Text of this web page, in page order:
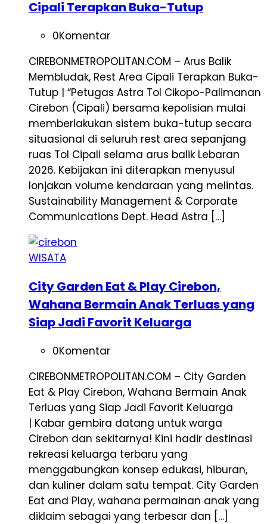
Cipali Terapkan Buka-Tutup
0Komentar
CIREBONMETROPOLITAN.COM – Arus Balik
Membludak, Rest Area Cipali Terapkan Buka-
Tutup | “Petugas Astra Tol Cikopo-Palimanan
Cirebon (Cipali) bersama kepolisian mulai
memberlakukan sistem buka-tutup secara
situasional di seluruh rest area sepanjang
ruas Tol Cipali selama arus balik Lebaran
2026. Kebijakan ini diterapkan menyusul
lonjakan volume kendaraan yang melintas.
Sustainability Management & Corporate
Communications Dept. Head Astra […]
WISATA
City Garden Eat & Play Cirebon,
Wahana Bermain Anak Terluas yang
Siap Jadi Favorit Keluarga
0Komentar
CIREBONMETROPOLITAN.COM – City Garden
Eat & Play Cirebon, Wahana Bermain Anak
Terluas yang Siap Jadi Favorit Keluarga
| Kabar gembira datang untuk warga
Cirebon dan sekitarnya! Kini hadir destinasi
rekreasi keluarga terbaru yang
menggabungkan konsep edukasi, hiburan,
dan kuliner dalam satu tempat. City Garden
Eat and Play, wahana permainan anak yang
diklaim sebagai yang terbesar dan […]